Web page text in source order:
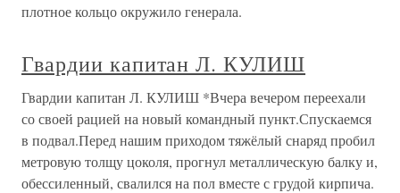
плотное кольцо окружило генерала.
Гвардии капитан Л. КУЛИШ
Гвардии капитан Л. КУЛИШ *Вчера вечером переехали
со своей рацией на новый командный пункт.Спускаемся
в подвал.Перед нашим приходом тяжёлый снаряд пробил
метровую толщу цоколя, прогнул металлическую балку и,
обессиленный, свалился на пол вместе с грудой кирпича.